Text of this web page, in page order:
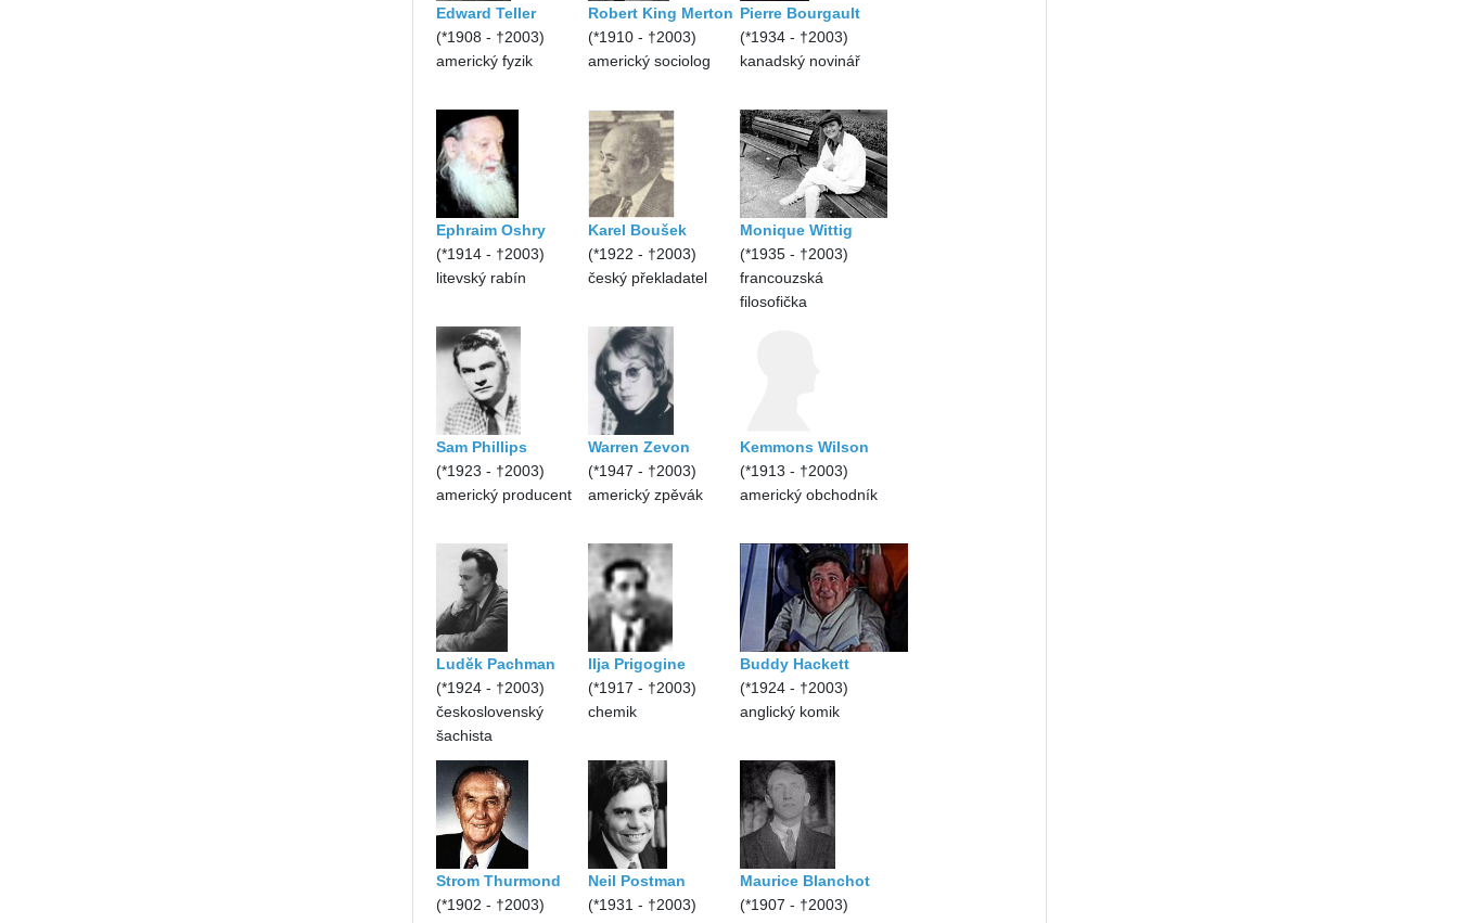
Edward Teller
(*1908 - †2003)
americký fyzik
Robert King Merton
(*1910 - †2003)
americký sociolog
Pierre Bourgault
(*1934 - †2003)
kanadský novinář
Ephraim Oshry
(*1914 - †2003)
litevský rabín
Karel Boušek
(*1922 - †2003)
český překladatel
Monique Wittig
(*1935 - †2003)
francouzská
filosofička
Sam Phillips
(*1923 - †2003)
americký producent
Warren Zevon
(*1947 - †2003)
americký zpěvák
Kemmons Wilson
(*1913 - †2003)
americký obchodník
Luděk Pachman
(*1924 - †2003)
československý
šachista
Ilja Prigogine
(*1917 - †2003)
chemik
Buddy Hackett
(*1924 - †2003)
anglický komik
Strom Thurmond
(*1902 - †2003)
Neil Postman
(*1931 - †2003)
Maurice Blanchot
(*1907 - †2003)